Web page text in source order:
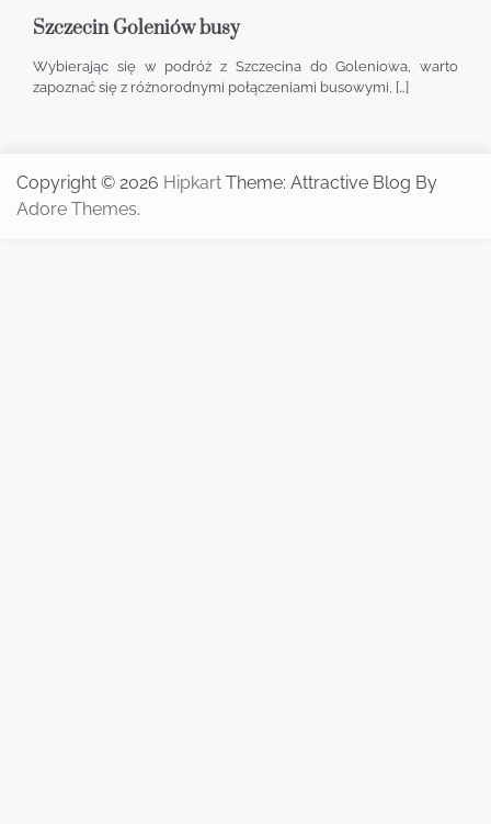
Szczecin Goleniów busy
Wybierając się w podróż z Szczecina do Goleniowa, warto
zapoznać się z różnorodnymi połączeniami busowymi, […]
Copyright © 2026 Hipkart Theme: Attractive Blog By
Adore Themes.